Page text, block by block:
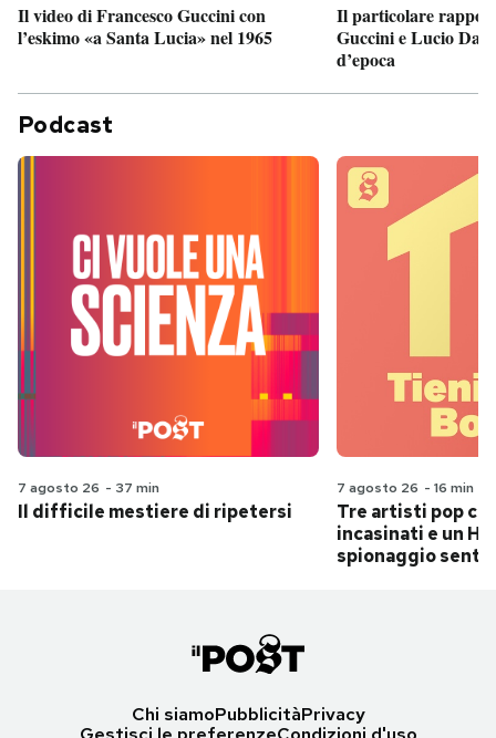
Il video di Francesco Guccini con
l’eskimo «a Santa Lucia» nel 1965
Il particolare
Guccini e Lucio
d’epoca
Podcast
7 agosto 26 - 37 min
Il difficile mestiere di ripetersi
7 agosto 26 - 16 min
Tre artisti pop
incasinati e un
spionaggio
Chi siamoPubblicitàPrivacy